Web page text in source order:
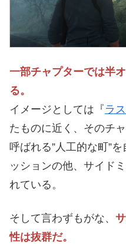
一部チャプターでは半
る。
イメージとしては『 ラ
たものに近く、そのチ
呼ばれる”人工的な町”
ッションの他、サイド
れている。
そして言わずもがな、
性は抜群だ。